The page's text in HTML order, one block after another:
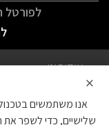
לפורטל
אודותינו
הצהרת נגישות
×
אנו משתמשים
שלישיים, כדי לשפר את